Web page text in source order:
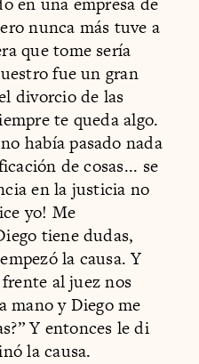
nunca más tuve a
que tome sería
fue un gran
divorcio de las
te queda algo.
había pasado nada
de cosas... se
en la justicia no
yo! Me
tiene dudas,
la causa. Y
al juez nos
mano y Diego me
Y entonces le di
la causa.